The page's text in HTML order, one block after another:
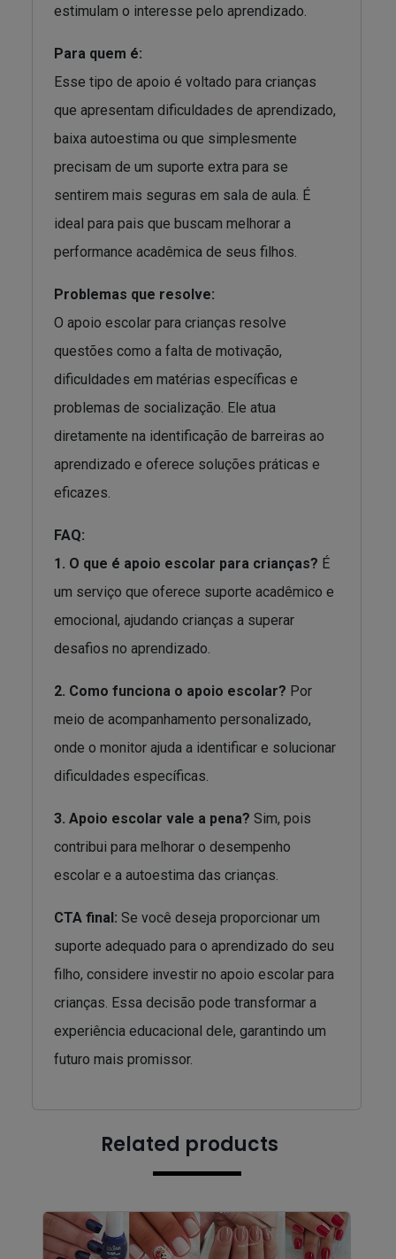
estimulam o interesse pelo aprendizado.
Para quem é:
Esse tipo de apoio é voltado para crianças
que apresentam dificuldades de aprendizado,
baixa autoestima ou que simplesmente
precisam de um suporte extra para se
sentirem mais seguras em sala de aula. É
ideal para pais que buscam melhorar a
performance acadêmica de seus filhos.
Problemas que resolve:
O apoio escolar para crianças resolve
questões como a falta de motivação,
dificuldades em matérias específicas e
problemas de socialização. Ele atua
diretamente na identificação de barreiras ao
aprendizado e oferece soluções práticas e
eficazes.
FAQ:
1. O que é apoio escolar para crianças? É
um serviço que oferece suporte acadêmico e
emocional, ajudando crianças a superar
desafios no aprendizado.
2. Como funciona o apoio escolar? Por
meio de acompanhamento personalizado,
onde o monitor ajuda a identificar e solucionar
dificuldades específicas.
3. Apoio escolar vale a pena? Sim, pois
contribui para melhorar o desempenho
escolar e a autoestima das crianças.
CTA final: Se você deseja proporcionar um
suporte adequado para o aprendizado do seu
filho, considere investir no apoio escolar para
crianças. Essa decisão pode transformar a
experiência educacional dele, garantindo um
futuro mais promissor.
Related products